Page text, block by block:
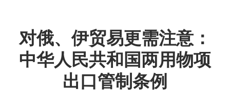
联系我们
对俄、伊贸易更需注意：
中华人民共和国两用物项
出口管制条例